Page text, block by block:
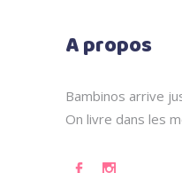
A propos
Bambinos arrive
On livre dans les